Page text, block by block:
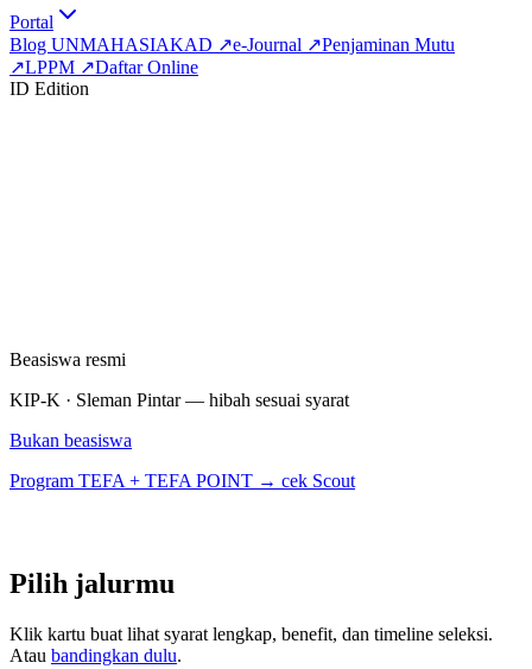
Portal
Blog UNMAHASIAKAD ↗e-Journal ↗Penjaminan Mutu
↗LPPM ↗Daftar Online
ID Edition
Beasiswa resmi
KIP-K · Sleman Pintar — hibah sesuai syarat
Bukan beasiswa
Program TEFA + TEFA POINT → cek Scout
Pilih jalurmu
Klik kartu buat lihat syarat lengkap, benefit, dan timeline seleksi.
Atau bandingkan dulu.